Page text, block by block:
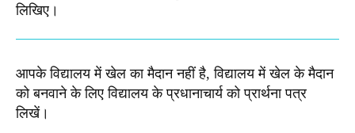
लिखिए।
आपके विद्यालय में खेल का मैदान नहीं है, विद्यालय में खेल के मैदान
को बनवाने के लिए विद्यालय के प्रधानाचार्य को प्रार्थना पत्र
लिखें।